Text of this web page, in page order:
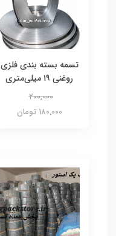
تسمه بسته بندی فلزی
روغنی ۱۹ میلی‌متری
200,000
180,000 تومان